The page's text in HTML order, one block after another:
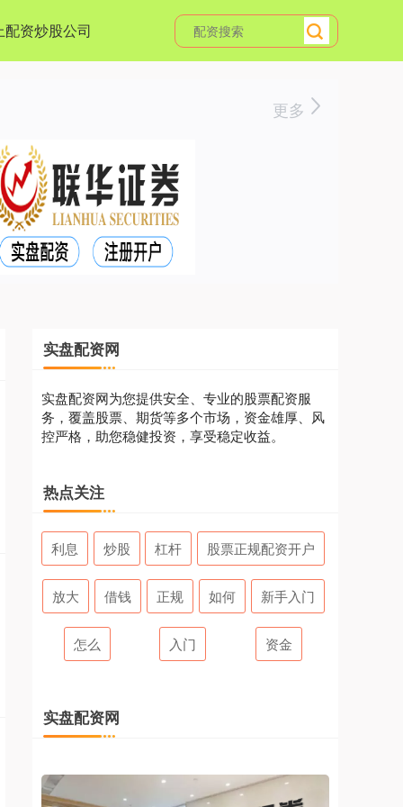
配资炒股公司
更多
实盘配资网
实盘配资网为您提供安全、专业的股票配资服
务，覆盖股票、期货等多个市场，资金雄厚、风
控严格，助您稳健投资，享受稳定收益。
热点关注
利息 炒股 杠杆 股票正规配资开户
放大 借钱 正规 如何 新手入门
怎么 入门 资金
实盘配资网